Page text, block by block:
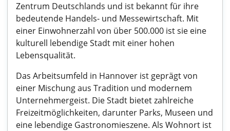
Zentrum Deutschlands und ist bekannt für ihre
bedeutende Handels- und Messewirtschaft. Mit
einer Einwohnerzahl von über 500.000 ist sie eine
kulturell lebendige Stadt mit einer hohen
Lebensqualität.
Das Arbeitsumfeld in Hannover ist geprägt von
einer Mischung aus Tradition und modernem
Unternehmergeist. Die Stadt bietet zahlreiche
Freizeitmöglichkeiten, darunter Parks, Museen und
eine lebendige Gastronomieszene. Als Wohnort ist